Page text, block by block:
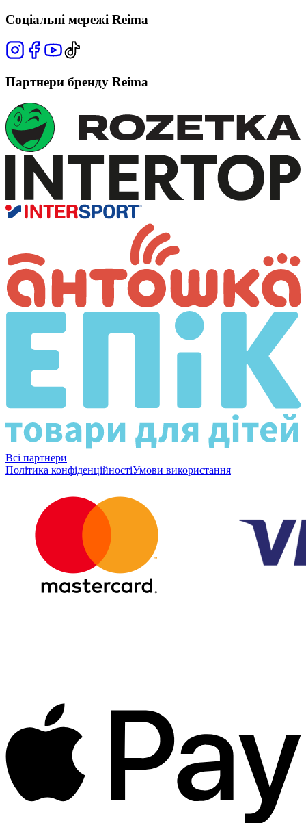
Соціальні мережі Reima
Партнери бренду Reima
Всі партнери
Політика конфіденційностіУмови використання